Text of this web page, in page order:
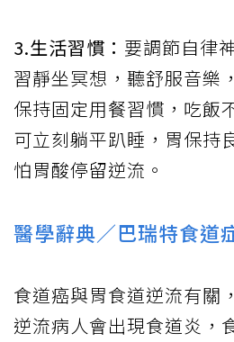
3.生活習慣： 要調節自律
習靜坐冥想，聽舒服音樂
保持固定用餐習慣，吃飯
可立刻躺平趴睡，胃保持
怕胃酸停留逆流。
醫學辭典／巴瑞特食道
食道癌與胃食道逆流有關
逆流病人會出現食道炎，